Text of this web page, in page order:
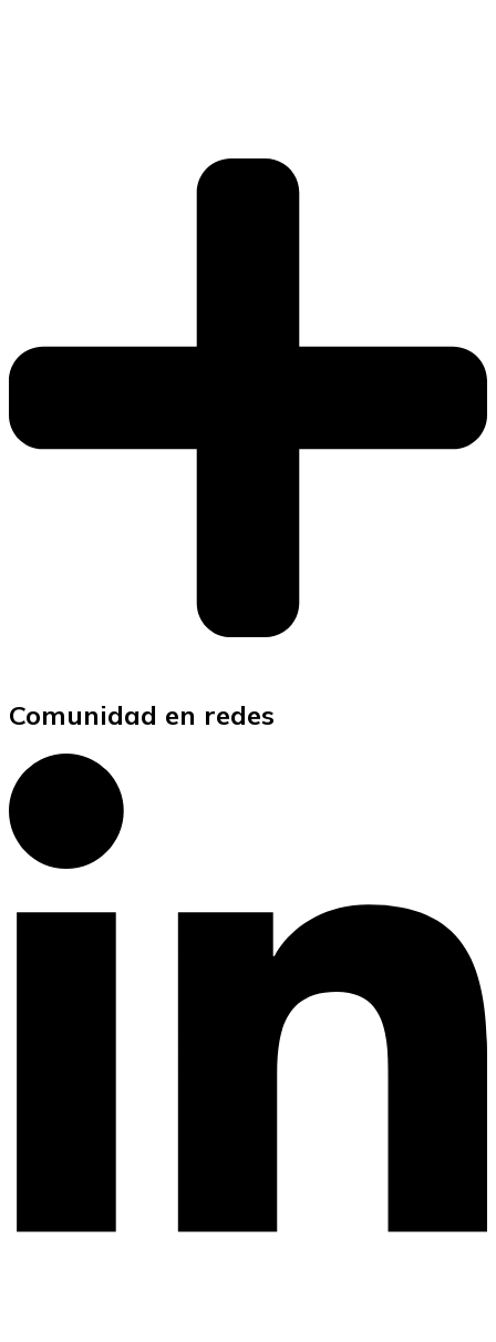
Comunidad en redes